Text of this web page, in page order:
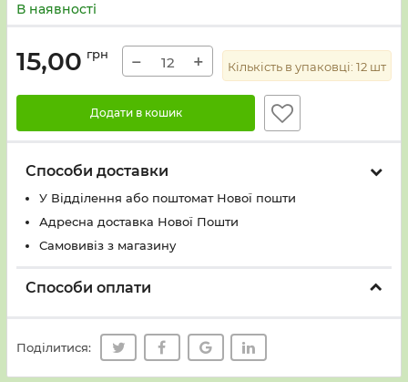
В наявності
15,00 грн − + Кількість в упаковці: 12 шт
Додати в кошик
Способи доставки
У Вiддiлення або поштомат Нової пошти
Адресна доставка Нової Пошти
Самовивіз з магазину
Способи оплати
Поділитися: